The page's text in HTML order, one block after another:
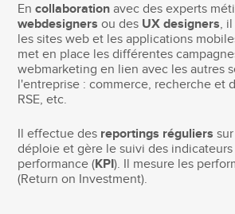
Encollaboration avec des experts
webdesigners ou des UX designers,
les sites web et les applications
met en place les différentes
webmarketing en lien avec les autres
l'entreprise : commerce, recherche et
RSE, etc.
Il effectue des reportings réguliers
déploie et gère le suivi des
performance (KPI). Il mesure les
(Return on Investment).